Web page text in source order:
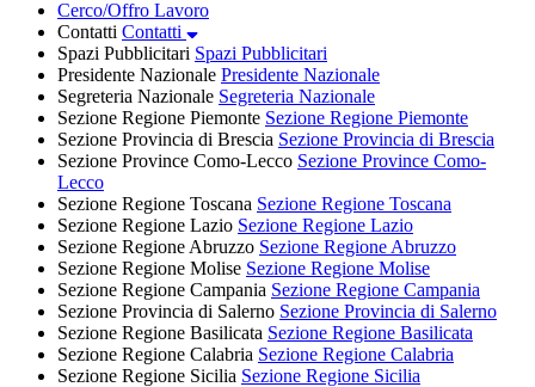
Cerco/Offro Lavoro
Contatti Contatti
Spazi Pubblicitari Spazi Pubblicitari
Presidente Nazionale Presidente Nazionale
Segreteria Nazionale Segreteria Nazionale
Sezione Regione Piemonte Sezione Regione Piemonte
Sezione Provincia di Brescia Sezione Provincia di Brescia
Sezione Province Como-Lecco Sezione Province Como-
Lecco
Sezione Regione Toscana Sezione Regione Toscana
Sezione Regione Lazio Sezione Regione Lazio
Sezione Regione Abruzzo Sezione Regione Abruzzo
Sezione Regione Molise Sezione Regione Molise
Sezione Regione Campania Sezione Regione Campania
Sezione Provincia di Salerno Sezione Provincia di Salerno
Sezione Regione Basilicata Sezione Regione Basilicata
Sezione Regione Calabria Sezione Regione Calabria
Sezione Regione Sicilia Sezione Regione Sicilia